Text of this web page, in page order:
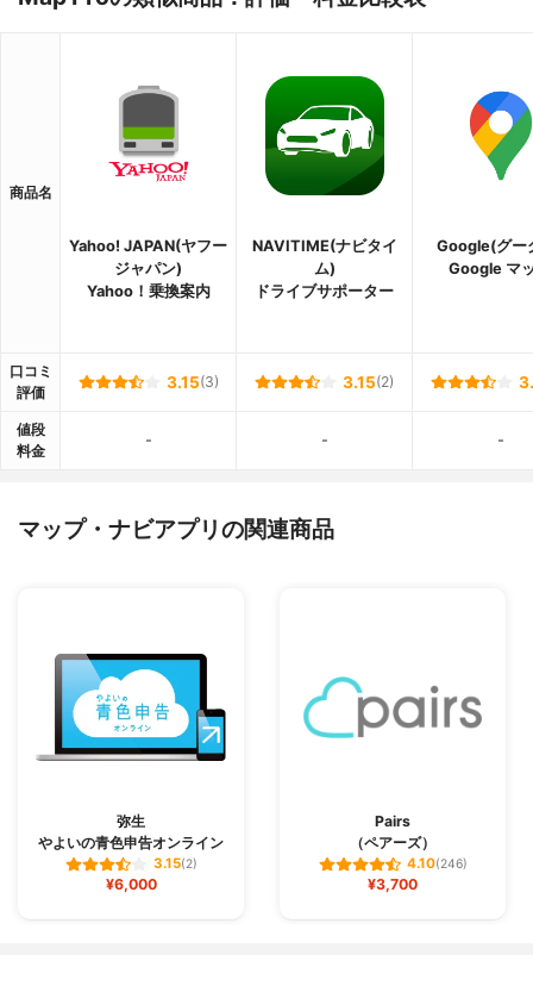
商品名
Yahoo! JAPAN(ヤフー
ジャパン)
Yahoo！乗換案内
NAVITIME(ナビタイ
ム)
ドライブサポーター
Google(グー
Google マ
口コミ
評価
3.15(3) 3.15(2)
値段
料金
- - -
マップ・ナビアプリの関連商品
弥生
やよいの青色申告オンライン
3.15(2)
¥6,000
Pairs
（ペアーズ）
4.10(246)
¥3,700